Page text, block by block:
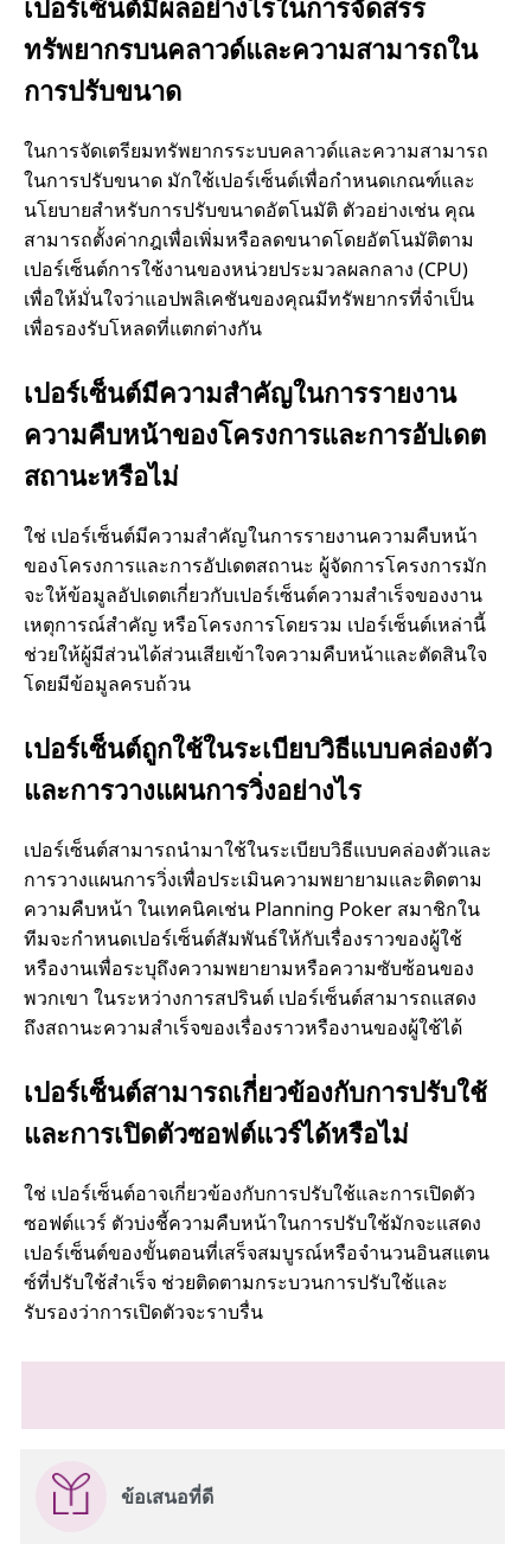
ทรัพยากรบนคลาวด์และความสามารถใน
การปรับขนาด
ในการจัดเตรียมทรัพยากรระบบคลาวด์และความสามารถ
ในการปรับขนาด มักใช้เปอร์เซ็นต์เพื่อกำหนดเกณฑ์และ
นโยบายสำหรับการปรับขนาดอัตโนมัติ ตัวอย่างเช่น คุณ
สามารถตั้งค่ากฎเพื่อเพิ่มหรือลดขนาดโดยอัตโนมัติตาม
เปอร์เซ็นต์การใช้งานของหน่วยประมวลผลกลาง (CPU)
เพื่อให้มั่นใจว่าแอปพลิเคชันของคุณมีทรัพยากรที่จำเป็น
เพื่อรองรับโหลดที่แตกต่างกัน
เปอร์เซ็นต์มีความสำคัญในการรายงาน
ความคืบหน้าของโครงการและการอัปเดต
สถานะหรือไม่
ใช่ เปอร์เซ็นต์มีความสำคัญในการรายงานความคืบหน้า
ของโครงการและการอัปเดตสถานะ ผู้จัดการโครงการมัก
จะให้ข้อมูลอัปเดตเกี่ยวกับเปอร์เซ็นต์ความสำเร็จของงาน
เหตุการณ์สำคัญ หรือโครงการโดยรวม เปอร์เซ็นต์เหล่านี้
ช่วยให้ผู้มีส่วนได้ส่วนเสียเข้าใจความคืบหน้าและตัดสินใจ
โดยมีข้อมูลครบถ้วน
เปอร์เซ็นต์ถูกใช้ในระเบียบวิธีแบบคล่องตัว
และการวางแผนการวิ่งอย่างไร
เปอร์เซ็นต์สามารถนำมาใช้ในระเบียบวิธีแบบคล่องตัวและ
การวางแผนการวิ่งเพื่อประเมินความพยายามและติดตาม
ความคืบหน้า ในเทคนิคเช่น Planning Poker สมาชิกใน
ทีมจะกำหนดเปอร์เซ็นต์สัมพันธ์ให้กับเรื่องราวของผู้ใช้
หรืองานเพื่อระบุถึงความพยายามหรือความซับซ้อนของ
พวกเขา ในระหว่างการสปรินต์ เปอร์เซ็นต์สามารถแสดง
ถึงสถานะความสำเร็จของเรื่องราวหรืองานของผู้ใช้ได้
เปอร์เซ็นต์สามารถเกี่ยวข้องกับการปรับใช้
และการเปิดตัวซอฟต์แวร์ได้หรือไม่
ใช่ เปอร์เซ็นต์อาจเกี่ยวข้องกับการปรับใช้และการเปิดตัว
ซอฟต์แวร์ ตัวบ่งชี้ความคืบหน้าในการปรับใช้มักจะแสดง
เปอร์เซ็นต์ของขั้นตอนที่เสร็จสมบูรณ์หรือจำนวนอินสแตน
ซ์ที่ปรับใช้สำเร็จ ช่วยติดตามกระบวนการปรับใช้และ
รับรองว่าการเปิดตัวจะราบรื่น
ข้อเสนอที่ดี